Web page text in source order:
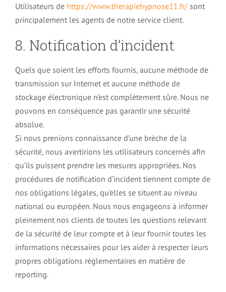
Utilisateurs de https://www.therapiehypnose11.fr/sont
principalement les agents de notre service client.
8. Notification d’incident
Quels que soient les efforts fournis, aucune méthode de
transmission sur Internet et aucune méthode de
stockage électronique n’est complètement sûre. Nous ne
pouvons en conséquence pas garantir une sécurité
absolue.
Si nous prenions connaissance d’une brèche de la
sécurité, nous avertirions les utilisateurs concernés afin
qu’ils puissent prendre les mesures appropriées. Nos
procédures de notification d’incident tiennent compte de
nos obligations légales, qu’elles se situent au niveau
national ou européen. Nous nous engageons à informer
pleinement nos clients de toutes les questions relevant
de la sécurité de leur compte et à leur fournir toutes les
informations nécessaires pour les aider à respecter leurs
propres obligations réglementaires en matière de
reporting.